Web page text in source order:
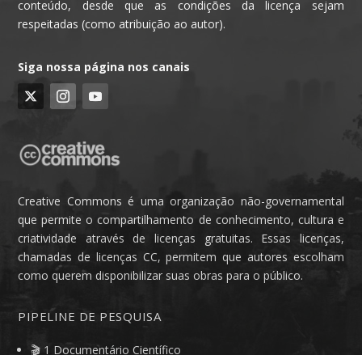
conteúdo, desde que as condições da licença sejam
respeitadas (como atribuição ao autor).
Siga nossa página nos canais
Creative Commons é uma organização não-governamental
que permite o compartilhamento de conhecimento, cultura e
criatividade através de licenças gratuitas. Essas licenças,
chamadas de licenças CC, permitem que autores escolham
como querem disponibilizar suas obras para o público.
PIPELINE DE PESQUISA
🎬 1 Documentário Científico